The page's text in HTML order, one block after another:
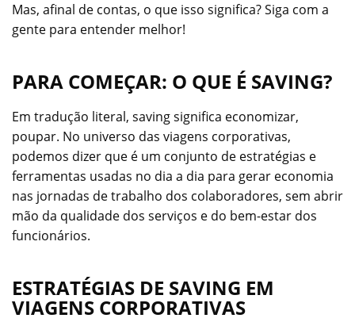
Mas, afinal de contas, o que isso significa? Siga com a
gente para entender melhor!
PARA COMEÇAR: O QUE É SAVING?
Em tradução literal, saving significa economizar,
poupar. No universo das viagens corporativas,
podemos dizer que é um conjunto de estratégias e
ferramentas usadas no dia a dia para gerar economia
nas jornadas de trabalho dos colaboradores, sem abrir
mão da qualidade dos serviços e do bem-estar dos
funcionários.
ESTRATÉGIAS DE SAVING EM
VIAGENS CORPORATIVAS